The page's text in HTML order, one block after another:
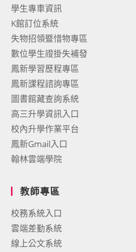
學生專車資訊
K館訂位系統
失物招領暨惜物專區
數位學生證掛失補發
鳳新學習歷程專區
鳳新課程諮詢專區
圖書館藏查詢系統
高三升學資訊入口
校內升學作業平台
鳳新Gmail入口
翰林雲端學院
教師專區
校務系統入口
雲端差勤系統
線上公文系統